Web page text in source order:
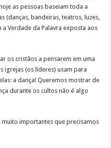
as pessoas baseiam toda a
(danças, bandeiras, teatros, luzes,
Verdade da Palavra exposta aos
os cristãos a pensarem em uma
igrejas (os líderes) usam para
a dança! Queremos mostrar de
durante os cultos não é algo
importantes que precisamos